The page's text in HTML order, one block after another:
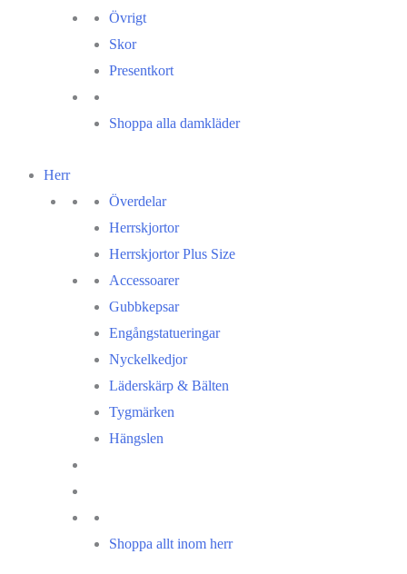
Övrigt
Skor
Presentkort
Shoppa alla damkläder
Herr
Överdelar
Herrskjortor
Herrskjortor Plus Size
Accessoarer
Gubbkepsar
Engångstatueringar
Nyckelkedjor
Läderskärp & Bälten
Tygmärken
Hängslen
Shoppa allt inom herr